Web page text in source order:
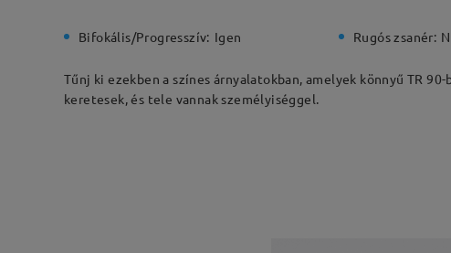
Bifokális/Progresszív: Igen Rugós zsanér:
Tűnj ki ezekben a színes árnyalatokban, amelyek könnyű TR
keretesek, és tele vannak személyiséggel.